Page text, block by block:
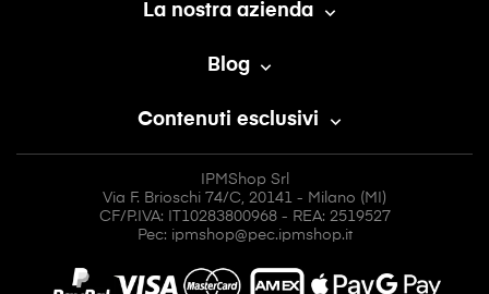
La nostra azienda 
Blog 
Contenuti esclusivi 
IPMShop Srl
Via F. Brioschi 74/C, 20141 - Milano (MI)
CF/P.IVA: IT10283800968 - REA: 2519527
Pec: ipmshop@pec.ipmshop.it